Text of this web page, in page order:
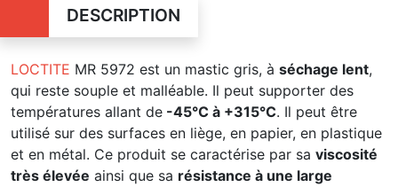
DESCRIPTION
LOCTITE MR 5972 est un mastic gris, à séchage lent,
qui reste souple et malléable. Il peut supporter des
températures allant de -45°C à +315°C. Il peut être
utilisé sur des surfaces en liège, en papier, en plastique
et en métal. Ce produit se caractérise par sa viscosité
très élevée ainsi que sa résistance à une large